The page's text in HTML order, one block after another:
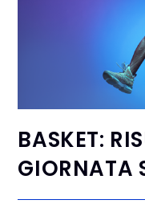
BASKET:
GIORNATA